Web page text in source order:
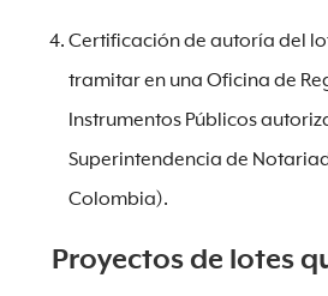
Certificación de autoría del
tramitar en una Oficina de
Instrumentos Públicos
Superintendencia de
Colombia).
Proyectos de lotes